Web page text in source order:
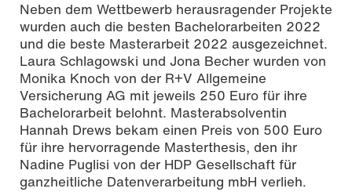
Neben dem Wettbewerb herausragender Projekte
wurden auch die besten Bachelorarbeiten 2022
und die beste Masterarbeit 2022 ausgezeichnet.
Laura Schlagowski und Jona Becher wurden von
Monika Knoch von der R+V Allgemeine
Versicherung AG mit jeweils 250 Euro für ihre
Bachelorarbeit belohnt. Masterabsolventin
Hannah Drews bekam einen Preis von 500 Euro
für ihre hervorragende Masterthesis, den ihr
Nadine Puglisi von der HDP Gesellschaft für
ganzheitliche Datenverarbeitung mbH verlieh.